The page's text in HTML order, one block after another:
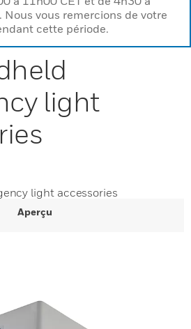
Nous vous remercions de votre
cette période.
light
light accessories
Aperçu